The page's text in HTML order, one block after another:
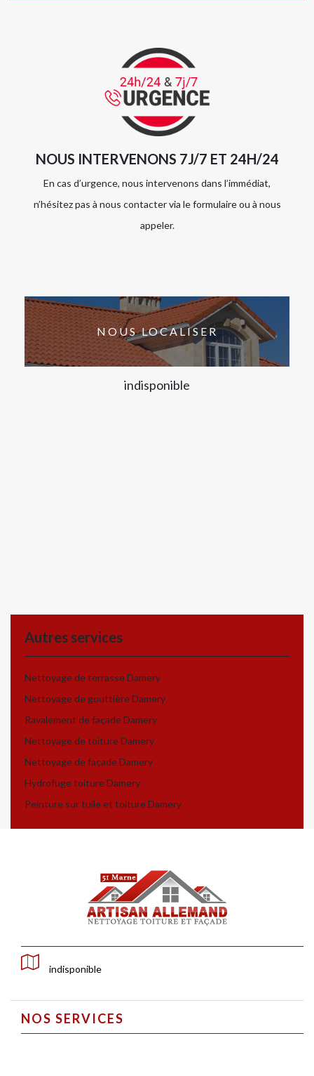
NOUS INTERVENONS 7J/7 ET 24H/24
En cas d’urgence, nous intervenons dans l’immédiat,
n’hésitez pas à nous contacter via le formulaire ou à nous
appeler.
NOUS LOCALISER
indisponible
Autres services
Nettoyage de terrasse Damery
Nettoyage de gouttière Damery
Ravalement de façade Damery
Nettoyage de toiture Damery
Nettoyage de façade Damery
Hydrofuge toiture Damery
Peinture sur tuile et toiture Damery
indisponible
NOS SERVICES